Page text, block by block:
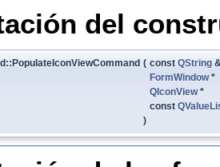
del
( const QString
FormWindow*
QIconView*
const
)